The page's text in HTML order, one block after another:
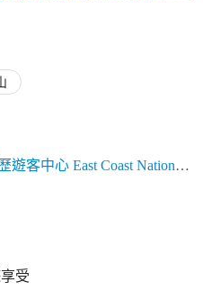
National Scenic Area – Douli Visitor Center
受